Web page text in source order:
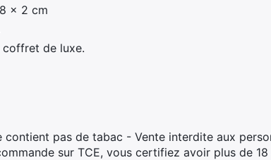
x 2 cm
coffret de luxe.
pas de tabac - Vente interdite aux
sur TCE, vous certifiez avoir plus de 18